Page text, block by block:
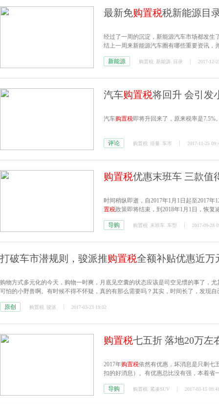
最新免购置税税新能源目
经过了一周的沉淀，新能源汽车市场都发生
结上一周来新能源汽车圈有哪些重要资讯，
新能源 购置税 新能源 目录 2017-12-
汽车购置税将回升 会引发
汽车购置税即将升回来了，原来税率是7.5%
评论 购置税 排量 车市 2017-11-25
购置税优惠末班车 三款值
时间稍纵即逝，自2017年1月1日起至2017
置税政策即将结束，到2018年1月1日，恢复
导购
购置税 末班车 车型 2017-09-28
打破车市潜规则，骏派推购置税全额补贴优惠近万
购物方式多元化的今天，购物一时爽，月底见空囊的状态应该是司空见惯的事了，
可怕的小野兽啊。有时候不得不怀疑，真的有那么需要吗？其实，时间长了，发现
原创 购置税 骏派 2017-03-23 19:02
购置税七五折 落地20万左
2017年购置税依然有优惠，坏消息是只剩七
扣的好消息）。有优惠总比没有强，本着省
导购
购置税 紧凑SUV 2017-03-15